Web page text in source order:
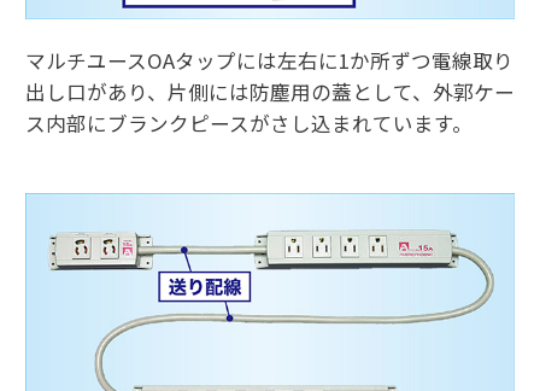
マルチユースOAタップには左右に1か所ずつ電線取り
出し口があり、片側には防塵用の蓋として、外郭ケー
ス内部にブランクピースがさし込まれています。